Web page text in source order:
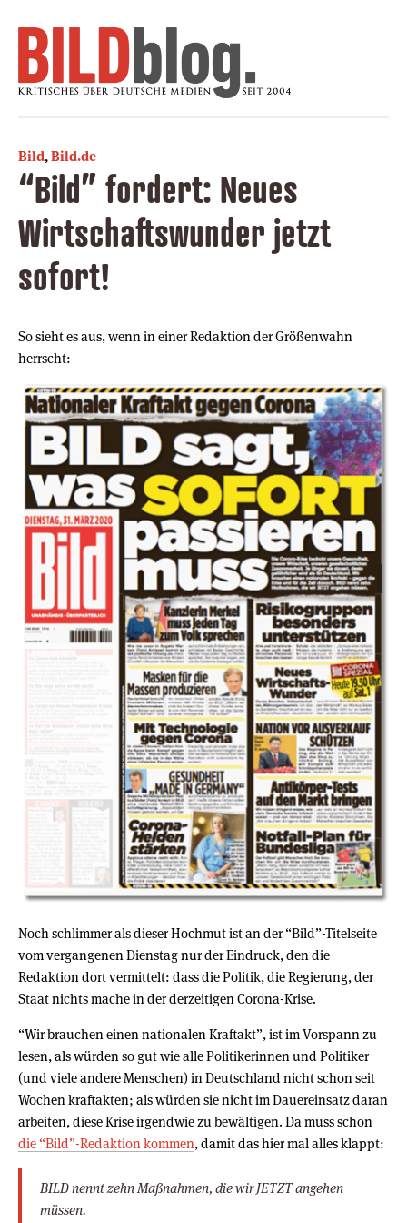
Bild,Bild.de
“Bild” fordert: Neues
Wirtschaftswunder jetzt
sofort!
So sieht es aus, wenn in einer Redaktion der Größenwahn
herrscht:
Noch schlimmer als dieser Hochmut ist an der “Bild”-Titelseite
vom vergangenen Dienstag nur der Eindruck, den die
Redaktion dort vermittelt: dass die Politik, die Regierung, der
Staat nichts mache in der derzeitigen Corona-Krise.
“Wir brauchen einen nationalen Kraftakt”, ist im Vorspann zu
lesen, als würden so gut wie alle Politikerinnen und Politiker
(und viele andere Menschen) in Deutschland nicht schon seit
Wochen kraftakten; als würden sie nicht im Dauereinsatz daran
arbeiten, diese Krise irgendwie zu bewältigen. Da muss schon
die “Bild”-Redaktion kommen, damit das hier mal alles klappt:
BILD nennt zehn Maßnahmen, die wir JETZT angehen
müssen.